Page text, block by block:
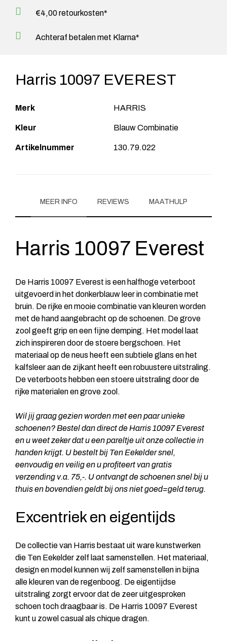
€4,00 retourkosten*
Achteraf betalen met Klarna*
Harris 10097 EVEREST
Merk HARRIS
Kleur Blauw Combinatie
Artikelnummer 130.79.022
MEER INFO REVIEWS MAATHULP
Harris 10097 Everest
De Harris 10097 Everest is een halfhoge veterboot
uitgevoerd in het donkerblauw leer in combinatie met
bruin. De rijke en mooie combinatie van kleuren worden
met de hand aangebracht op de schoenen. De grove
zool geeft grip en een fijne demping. Het model laat
zich inspireren door de stoere bergschoen. Het
materiaal op de neus heeft een subtiele glans en het
kalfsleer aan de zijkant heeft een robuustere uitstraling.
De veterboots hebben een stoere uitstraling door de
rijke materialen en grove zool.
Wil jij graag gezien worden met een paar unieke
schoenen? Bestel dan direct de Harris 10097 Everest
en u weet zeker dat u een pareltje uit onze collectie in
handen krijgt. U bestelt bij Ten Eekelder snel,
eenvoudig en veilig en u profiteert van gratis
verzending v.a. 75,-. U ontvangt de schoenen snel bij u
thuis en bovendien geldt bij ons niet goed=geld terug.
Excentriek en eigentijds
De collectie van Harris bestaat uit ware kunstwerken
die Ten Eekelder zelf laat samenstellen. Het materiaal,
design en model kunnen wij zelf samenstellen in bijna
alle kleuren van de regenboog. De eigentijdse
uitstraling zorgt ervoor dat de zeer uitgesproken
schoen toch draagbaar is. De Harris 10097 Everest
kunt u zowel casual als chique dragen.